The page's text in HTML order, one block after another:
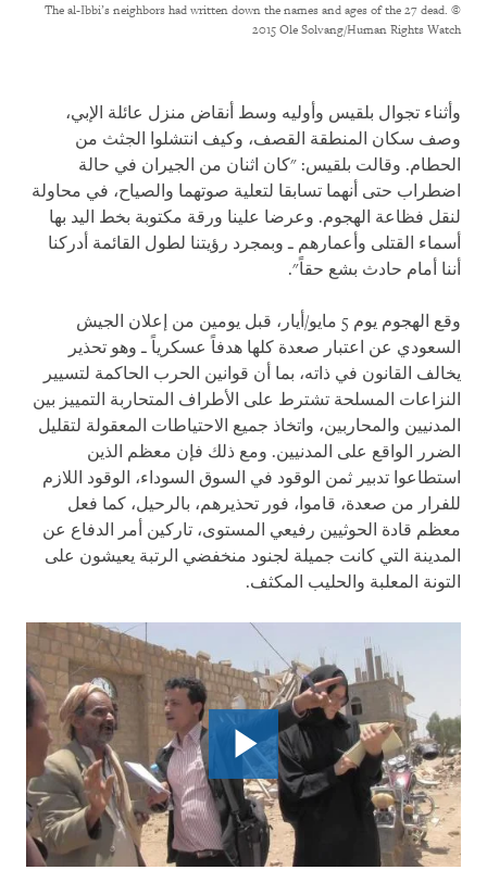
The al-Ibbi’s neighbors had written down the names and ages of the 27 dead. ©
2015 Ole Solvang/Human Rights Watch
وأثناء تجوال بلقيس وأوليه وسط أنقاض منزل عائلة الإبي،
وصف سكان المنطقة القصف، وكيف انتشلوا الجثث من
الحطام. وقالت بلقيس: "كان اثنان من الجيران في حالة
اضطراب حتى أنهما تسابقا لتعلية صوتهما والصياح، في محاولة
لنقل فظاعة الهجوم. وعرضا علينا ورقة مكتوبة بخط اليد بها
أسماء القتلى وأعمارهم ـ وبمجرد رؤيتنا لطول القائمة أدركنا
أننا أمام حادث بشع حقاً".
وقع الهجوم يوم 5 مايو/أيار، قبل يومين من إعلان الجيش
السعودي عن اعتبار صعدة كلها هدفاً عسكرياً ـ وهو تحذير
يخالف القانون في ذاته، بما أن قوانين الحرب الحاكمة لتسيير
النزاعات المسلحة تشترط على الأطراف المتحاربة التمييز بين
المدنيين والمحاربين، واتخاذ جميع الاحتياطات المعقولة لتقليل
الضرر الواقع على المدنيين. ومع ذلك فإن معظم الذين
استطاعوا تدبير ثمن الوقود في السوق السوداء، الوقود اللازم
للفرار من صعدة، قاموا، فور تحذيرهم، بالرحيل، كما فعل
معظم قادة الحوثيين رفيعي المستوى، تاركين أمر الدفاع عن
المدينة التي كانت جميلة لجنود منخفضي الرتبة يعيشون على
التونة المعلبة والحليب المكثف.